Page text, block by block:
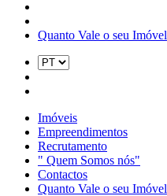
Quanto Vale o seu Imóvel
Imóveis
Empreendimentos
Recrutamento
" Quem Somos nós"
Contactos
Quanto Vale o seu Imóvel